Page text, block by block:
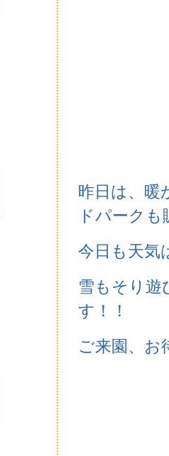
昨日は、暖
ドパーク
今日も天気
雪もそり遊
す！！
ご来園、お